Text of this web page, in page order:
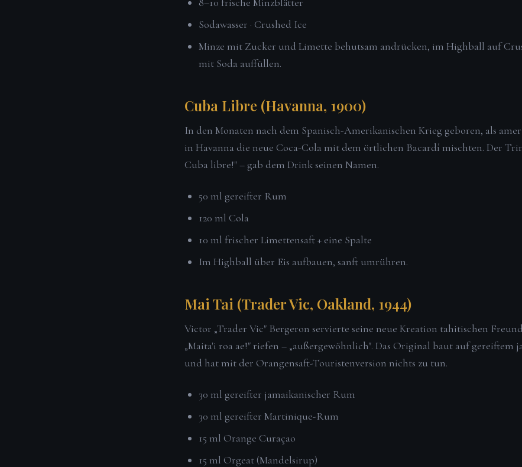
Sodawasser · Crushed Ice
Minze mit Zucker und Limette behutsam andrücken, im Highball auf
mit Soda auffüllen.
Cuba Libre (Havanna, 1900)
In den Monaten nach dem Spanisch-Amerikanischen Krieg geboren, als
in Havanna die neue Coca-Cola mit dem örtlichen Bacardí mischten. Der
Cuba libre!" – gab dem Drink seinen Namen.
50 ml gereifter Rum
120 ml Cola
10 ml frischer Limettensaft + eine Spalte
Im Highball über Eis aufbauen, sanft umrühren.
Mai Tai (Trader Vic, Oakland, 1944)
Victor „Trader Vic" Bergeron servierte seine neue Kreation tahitischen
„Maita'i roa ae!" riefen – „außergewöhnlich". Das Original baut auf gereiftem
und hat mit der Orangensaft-Touristenversion nichts zu tun.
30 ml gereifter jamaikanischer Rum
30 ml gereifter Martinique-Rum
15 ml Orange Curaçao
15 ml Orgeat (Mandelsirup)